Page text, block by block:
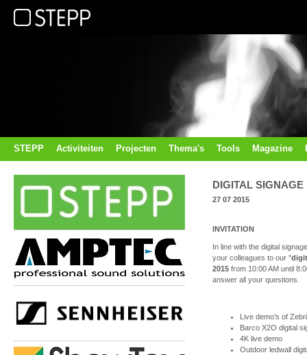
STEPP Activiteiten Projecten Thema's Tools Magazine
DIGITAL
27 07 2015
INVITATION
In line with the digital
your colleagues to our "
2015 from 10:00 AM until
answer all your questions.
Live demo’s of
Barco X2O digital
4K live demo
Outdoor ledwall